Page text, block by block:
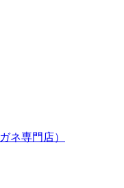
ネ専門店）